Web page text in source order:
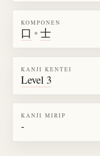
KOMPONEN
口 •士
KANJI KENTEI
Level 3
KANJI MIRIP
-